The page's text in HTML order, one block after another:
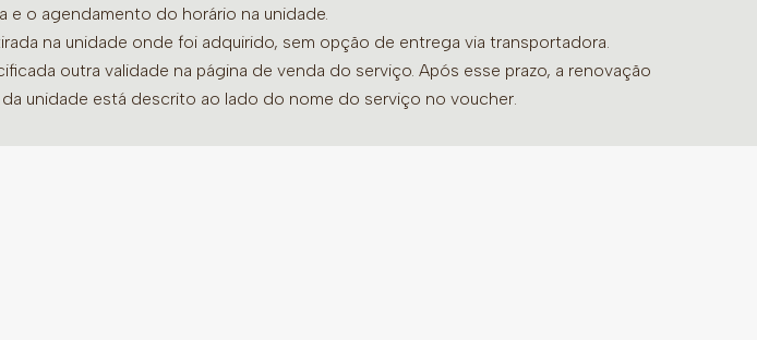
e o agendamento do horário na unidade.
na unidade onde foi adquirido, sem opção de entrega via transportadora.
outra validade na página de venda do serviço. Após esse prazo, a renovação
unidade está descrito ao lado do nome do serviço no voucher.